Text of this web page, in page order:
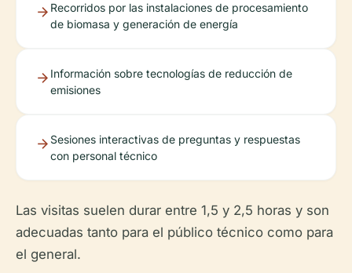
Recorridos por las instalaciones de procesamiento
de biomasa y generación de energía
Información sobre tecnologías de reducción de
emisiones
Sesiones interactivas de preguntas y respuestas
con personal técnico
Las visitas suelen durar entre 1,5 y 2,5 horas y son
adecuadas tanto para el público técnico como para
el general.